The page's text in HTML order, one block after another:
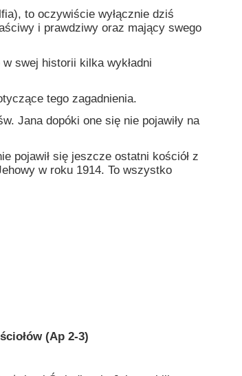
to oczywiście wyłącznie dziś
i prawdziwy oraz mający swego
swej historii kilka wykładni
tego zagadnienia.
Jana dopóki one się nie pojawiły na
pojawił się jeszcze ostatni kościół z
w roku 1914. To wszystko
(Ap 2-3)